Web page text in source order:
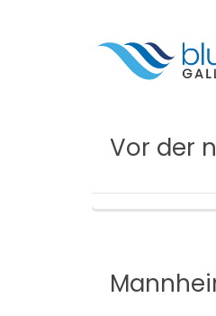
Vor der